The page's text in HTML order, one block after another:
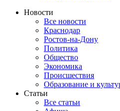
Новости
Все новости
Краснодар
Ростов-на-Дону
Политика
Общество
Экономика
Происшествия
Образование и
Статьи
Все статьи